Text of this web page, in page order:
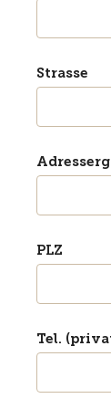
Strasse
PLZ
Tel.